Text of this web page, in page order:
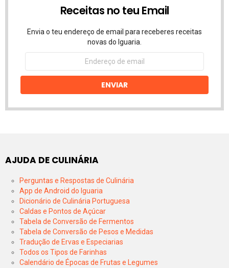
Receitas no teu Email
Envia o teu endereço de email para receberes receitas
novas do Iguaria.
Endereço
email
ENVIAR
AJUDA DE CULINÁRIA
Perguntas e Respostas de Culinária
App de Android do Iguaria
Dicionário de Culinária Portuguesa
Caldas e Pontos de Açúcar
Tabela de Conversão de Fermentos
Tabela de Conversão de Pesos e Medidas
Tradução de Ervas e Especiarias
Todos os Tipos de Farinhas
Calendário de Épocas de Frutas e Legumes